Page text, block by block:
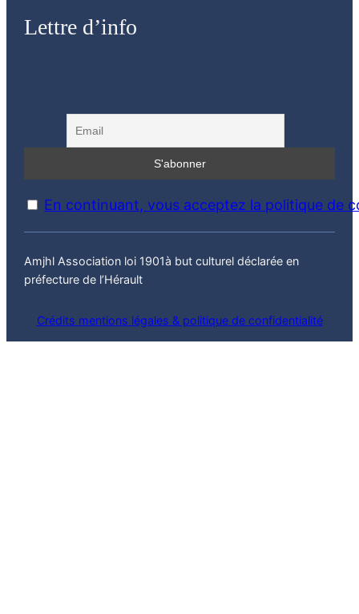
Lettre d’info
En continuant, vous acceptez la politique de
Amjhl Association loi 1901à but culturel déclarée en
préfecture de l’Hérault
Crédits mentions légales & politique de confidentialité